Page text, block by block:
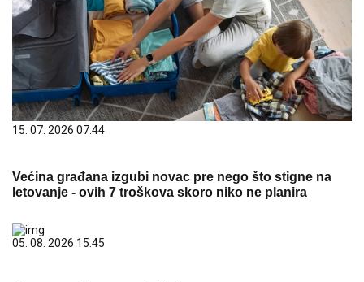
15. 07. 2026 07:44
Većina građana izgubi novac pre nego što stigne na
letovanje - ovih 7 troškova skoro niko ne planira
05. 08. 2026 15:45